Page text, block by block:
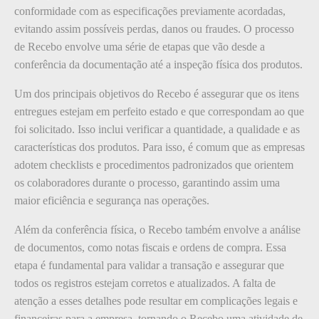
conformidade com as especificações previamente acordadas,
evitando assim possíveis perdas, danos ou fraudes. O processo
de Recebo envolve uma série de etapas que vão desde a
conferência da documentação até a inspeção física dos produtos.
Um dos principais objetivos do Recebo é assegurar que os itens
entregues estejam em perfeito estado e que correspondam ao que
foi solicitado. Isso inclui verificar a quantidade, a qualidade e as
características dos produtos. Para isso, é comum que as empresas
adotem checklists e procedimentos padronizados que orientem
os colaboradores durante o processo, garantindo assim uma
maior eficiência e segurança nas operações.
Além da conferência física, o Recebo também envolve a análise
de documentos, como notas fiscais e ordens de compra. Essa
etapa é fundamental para validar a transação e assegurar que
todos os registros estejam corretos e atualizados. A falta de
atenção a esses detalhes pode resultar em complicações legais e